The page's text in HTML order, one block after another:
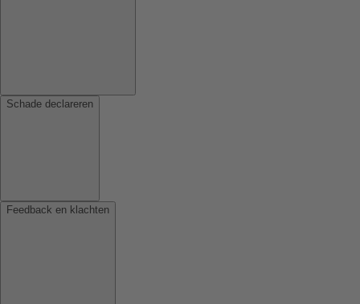
Schade declareren
Feedback en klachten